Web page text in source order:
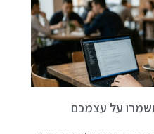
על עצמכם